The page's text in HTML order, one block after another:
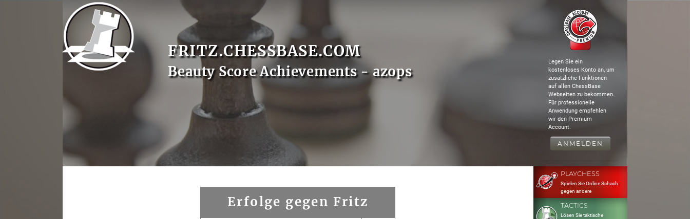
FRITZ.CHESSBASE.COM
Beauty Score Achievements - azops
Legen Sie ein
kostenloses Konto an, um
zusätzliche Funktionen
auf allen ChessBase
Webseiten zu bekommen.
Für professionelle
Anwendung empfehlen
wir den Premium
Account.
ANMELDEN
Erfolge gegen Fritz
PLAYCHESS
Spielen Sie Online Schach
gegen andere
TACTICS
Lösen Sie taktische